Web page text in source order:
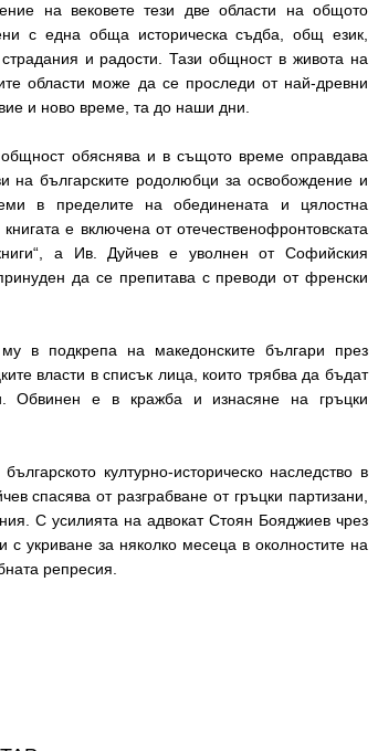
на вековете тези две области на общото
с една обща историческа съдба, общ език,
и радости. Тази общност в живота на
области може да се проследи от най-древни
и ново време, та до наши дни.
обяснява и в същото време оправдава
на българските родолюбци за освобождение и
в пределите на обединената и цялостна
е включена от отечественофронтовската
а Ив. Дуйчев е уволнен от Софийския
да се препитава с преводи от френски
в подкрепа на македонските българи през
власти в списък лица, които трябва да бъдат
Обвинен е в кражба и изнасяне на гръцки
културно-историческо наследство в
спасява от разграбване от гръцки партизани,
С усилията на адвокат Стоян Бояджиев чрез
укриване за няколко месеца в околностите на
репресия.